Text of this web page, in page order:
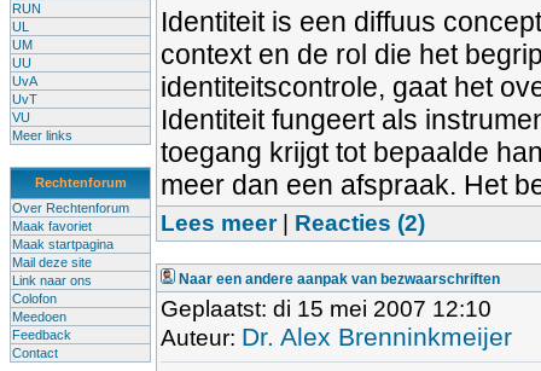
RUN
UL
UM
UU
UvA
UvT
VU
Meer links
Rechtenforum
Over Rechtenforum
Maak favoriet
Maak startpagina
Mail deze site
Link naar ons
Colofon
Meedoen
Feedback
Contact
Identiteit is een diffuus
context en de rol die het
identiteitscontrole, gaat het
Identiteit fungeert als
toegang krijgt tot bepaalde
meer dan een afspraak. Het
Lees meer| Reacties (2)
Naar een andere aanpak van bezwaarschriften
Geplaatst: di 15 mei 2007 12:10
Auteur: Dr. Alex Brenninkmeijer